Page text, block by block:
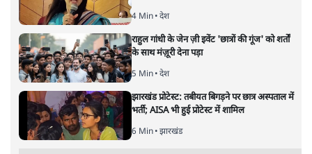
मोरबी पुल तो एक रूपक है!
वक़्त-बेवक़्त| अपूर्वानंद | 7 NOV, 2022